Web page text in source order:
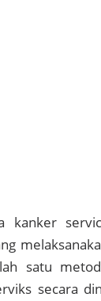
kanker
satu
secara